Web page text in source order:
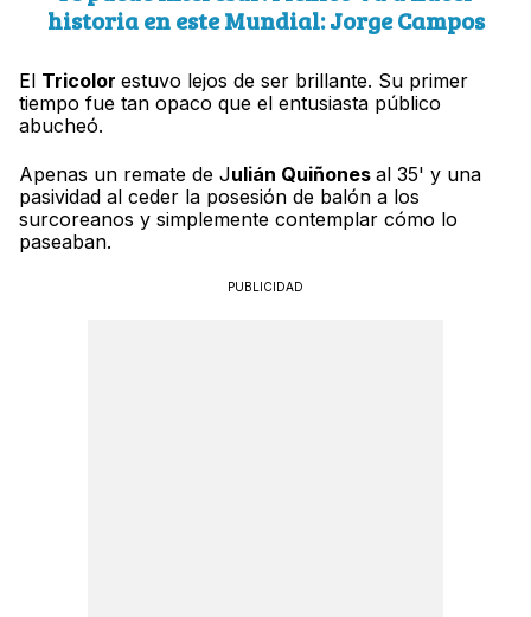
historia en este Mundial: Jorge Campos
El Tricolor estuvo lejos de ser brillante. Su primer
tiempo fue tan opaco que el entusiasta público
abucheó.
Apenas un remate de Julián Quiñones al 35' y una
pasividad al ceder la posesión de balón a los
surcoreanos y simplemente contemplar cómo lo
paseaban.
PUBLICIDAD